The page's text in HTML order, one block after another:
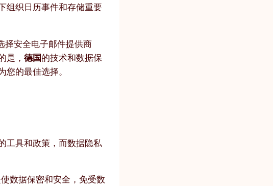
组织日历事件和存储重要
择安全电子邮件提供商
是，德国的技术和数据保
的最佳选择。
工具和政策，而数据隐私
数据保密和安全，免受数